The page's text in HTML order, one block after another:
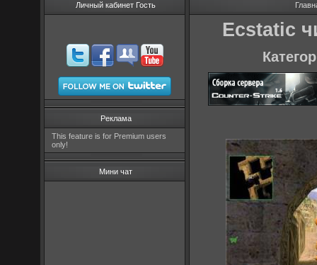
Личный кабинет Гость
Реклама
This feature is for Premium users
only!
Мини чат
Ecstatic